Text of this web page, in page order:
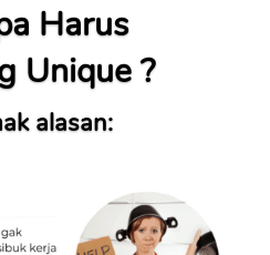
Harus
Unique ?
alasan: